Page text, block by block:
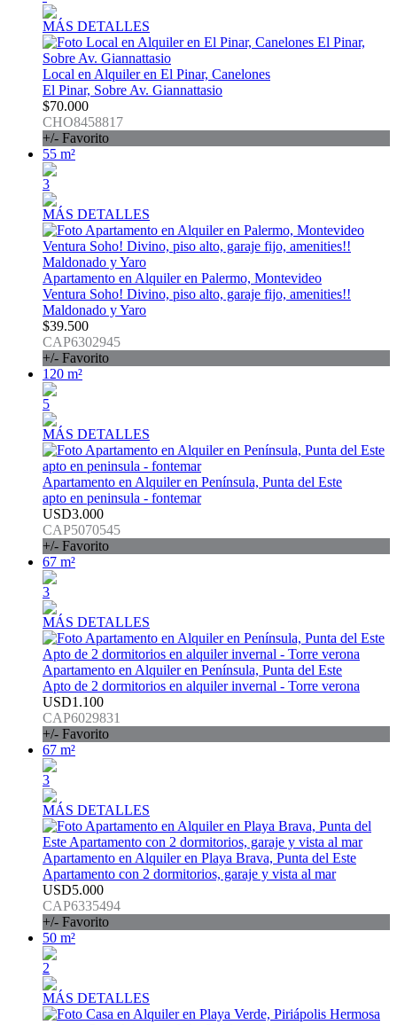
MÁS DETALLES
Local en Alquiler en El Pinar, Canelones
El Pinar, Sobre Av. Giannattasio
$70.000
CHO8458817
+/- Favorito
55 m²
3
MÁS DETALLES
Apartamento en Alquiler en Palermo, Montevideo
Ventura Soho! Divino, piso alto, garaje fijo, amenities!!
Maldonado y Yaro
$39.500
CAP6302945
+/- Favorito
120 m²
5
MÁS DETALLES
Apartamento en Alquiler en Península, Punta del Este
apto en peninsula - fontemar
USD3.000
CAP5070545
+/- Favorito
67 m²
3
MÁS DETALLES
Apartamento en Alquiler en Península, Punta del Este
Apto de 2 dormitorios en alquiler invernal - Torre verona
USD1.100
CAP6029831
+/- Favorito
67 m²
3
MÁS DETALLES
Apartamento en Alquiler en Playa Brava, Punta del Este
Apartamento con 2 dormitorios, garaje y vista al mar
USD5.000
CAP6335494
+/- Favorito
50 m²
2
MÁS DETALLES